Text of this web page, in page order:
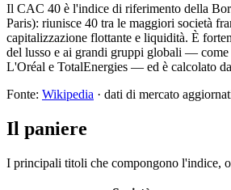
Il CAC 40 è l'indice di riferimento della
Paris): riunisce 40 tra le maggiori società
capitalizzazione flottante e liquidità. È
del lusso e ai grandi gruppi globali —
L'Oréal e TotalEnergies — ed è calcolato
Fonte: Wikipedia · dati di mercato
Il paniere
I principali titoli che compongono l'indice,